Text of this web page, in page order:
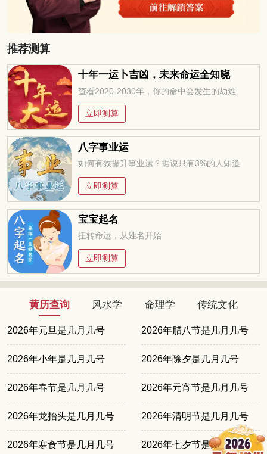
推荐测算
十年一运卜吉凶，未来命运全知晓
查看2020-2030年，你的命中会发生的劫难
立即测算
八字事业运
如何有效提升事业运？据说只有3%的人知道
立即测算
宝宝起名
扭转命运，从姓名开始
立即测算
黄历查询 风水学 命理学 传统文化
2026年元旦是几月几号 2026年腊八节是几月几号
2026年小年是几月几号 2026年除夕是几月几号
2026年春节是几月几号 2026年元宵节是几月几号
2026年龙抬头是几月几号 2026年清明节是几月几号
2026年寒食节是几月几号 2026年七夕节是几月几号